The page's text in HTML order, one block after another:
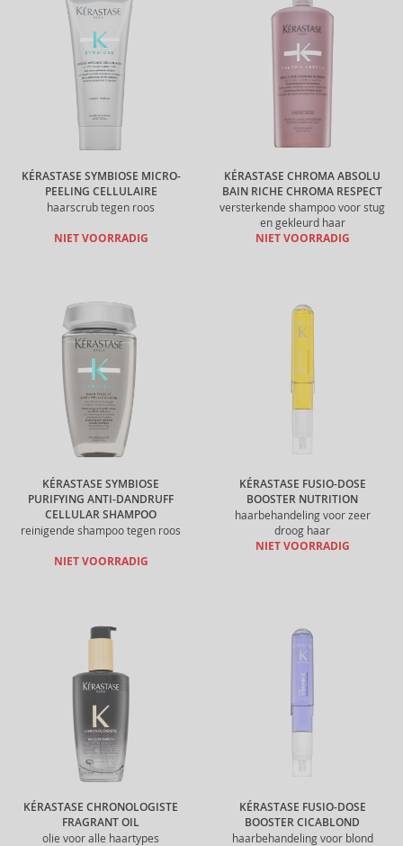
KÉRASTASE SYMBIOSE MICRO-
PEELING CELLULAIRE
haarscrub tegen roos
NIET VOORRADIG
KÉRASTASE CHROMA ABSOLU
BAIN RICHE CHROMA RESPECT
versterkende shampoo voor stug
en gekleurd haar
NIET VOORRADIG
KÉRASTASE SYMBIOSE
PURIFYING ANTI-DANDRUFF
CELLULAR SHAMPOO
reinigende shampoo tegen roos
NIET VOORRADIG
KÉRASTASE FUSIO-DOSE
BOOSTER NUTRITION
haarbehandeling voor zeer
droog haar
NIET VOORRADIG
KÉRASTASE CHRONOLOGISTE
FRAGRANT OIL
olie voor alle haartypes
KÉRASTASE FUSIO-DOSE
BOOSTER CICABLOND
haarbehandeling voor blond